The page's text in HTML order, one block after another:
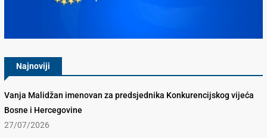
Najnoviji
Vanja Malidžan imenovan za predsjednika Konkurencijskog vijeća
Bosne i Hercegovine
27/07/2026